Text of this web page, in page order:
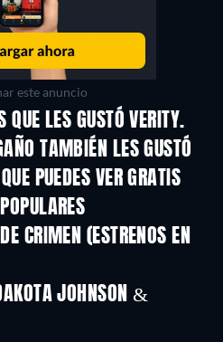
este anuncio
LES GUSTÓ VERITY.
TAMBIÉN LES GUSTÓ
PUEDES VER GRATIS
CRIMEN (ESTRENOS EN
JOHNSON &